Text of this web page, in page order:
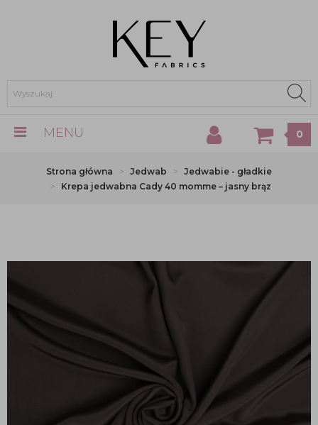
MENU 0
Strona główna Jedwab
Jedwabie - gładkie
Krepa jedwabna Cady 40 momme – jasny brąz